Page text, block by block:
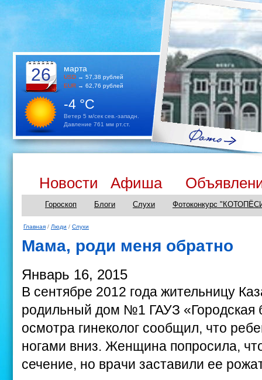
26 марта
USD → 57,38 рублей
EUR → 62,76 рублей
-4 °C
Ветер 5 м/сек сев.-западн.
Давление 761 мм рт.ст.
Новости Афиша
Гороскоп Блоги Слухи Фотоконкурс
Главная / Люди / Слухи
Мама, роди меня обратно
Январь 16, 2015
В сентябре 2012 года жительницу
родильный дом №1 ГАУЗ
осмотра гинеколог сообщил, что
ногами вниз. Женщина попросила,
сечение, но врачи заставили ее